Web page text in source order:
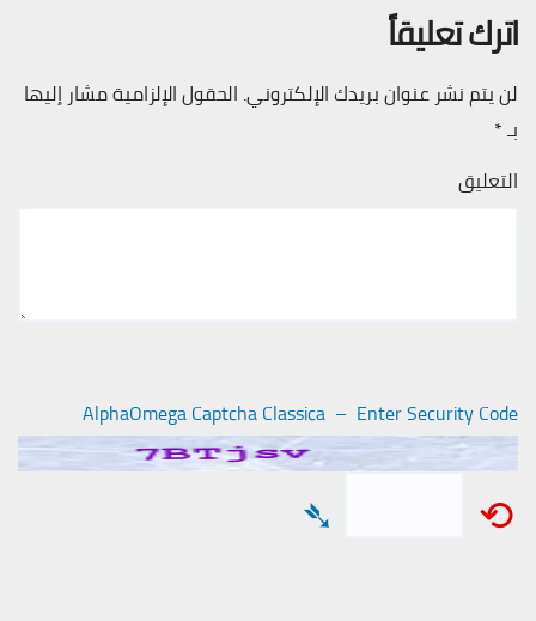
اترك تعليقاً
لن يتم نشر عنوان بريدك الإلكتروني. الحقول الإلزامية مشار إليها
بـ*
التعليق
AlphaOmega Captcha Classica – Enter Security Code
⟲
➴